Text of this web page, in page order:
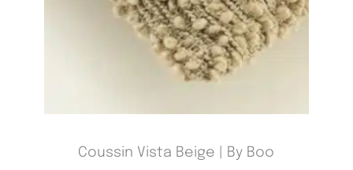
Coussin Vista Beige | By Boo